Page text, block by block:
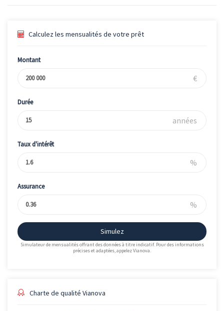
Calculez les mensualités de votre prêt
Montant
€
Durée
années
Taux d'intérêt
%
Assurance
%
Simulez
Simulateur de mensualités offrant des données à titre indicatif. Pour des informations
précises et adaptées, appelez Vianova.
Charte de qualité Vianova